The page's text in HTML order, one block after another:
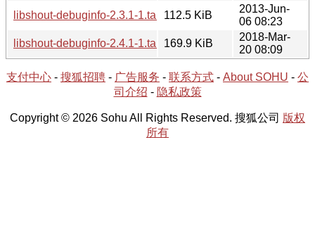
libshout-debuginfo-2.3.1-1.tar.bz2112.5 KiB
2013-Jun-
06 08:23
libshout-debuginfo-2.4.1-1.tar.xz169.9 KiB
2018-Mar-
20 08:09
支付中心 - 搜狐招聘 - 广告服务 - 联系方式 - About SOHU - 公
司介绍 - 隐私政策
Copyright © 2026 Sohu All Rights Reserved. 搜狐公司 版权
所有